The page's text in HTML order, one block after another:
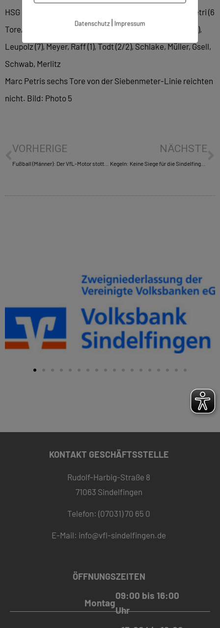
HSG Böblingen/Sindelfingen: Krypczyk, Heinkele (1), Petri (6
Tore/davon 6 Siebenmeter), Trunk (4), Root, Tischner (3),
Leupolz (7), Meyer, Raff (1), Todt (2/2), Schlake, Müller, Gsell,
Schwab, Merlitz
Marc Petris sechs Tore von der Siebenmeter-Linie reichten
nicht. Bild: Photo 5
VORHERIGE NÄCHSTE
Kegeln: Keine Siege für die Sindelfinger Mannschaften am 3.Spieltag
KONTAKT GESCHÄFTSSTELLE
Rudolf-Harbig-Straße 8
71063 Sindelfingen
Telefon: (07031) 70 65 0
E-Mail: info@vfl-sindelfingen.de
ÖFFNUNGSZEITEN
Montag
09:00 bis 16:00
Uhr
Datenschutz| Impressum